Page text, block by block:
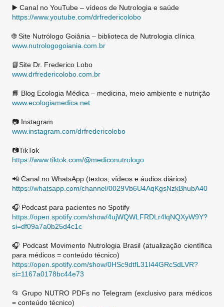
▶️ Canal no YouTube – vídeos de Nutrologia e saúde
https://www.youtube.com/drfredericolobo
🌐 Site Nutrólogo Goiânia – biblioteca de Nutrologia clínica
www.nutrologogoiania.com.br
📘Site Dr. Frederico Lobo
www.drfredericolobo.com.br
📘 Blog Ecologia Médica – medicina, meio ambiente e nutrição
www.ecologiamedica.net
📷 Instagram
www.instagram.com/drfredericolobo
📷TikTok
https://www.tiktok.com/@mediconutrologo
📲 Canal no WhatsApp (textos, vídeos e áudios diários)
https://whatsapp.com/channel/0029Vb6U4AqKgsNzkBhubA40
🎧 Podcast para pacientes no Spotify
https://open.spotify.com/show/4ujWQWLFRDLr4lqNQXyW9Y?
si=df09a7a0b25d4c1c
🎧 Podcast Movimento Nutrologia Brasil (atualização científica
para médicos = conteúdo técnico)
https://open.spotify.com/show/0HSc9dtfL31I44GRcSdLVR?
si=1167a0178bc44e73
📂 Grupo NUTRO PDFs no Telegram (exclusivo para médicos
= conteúdo técnico)